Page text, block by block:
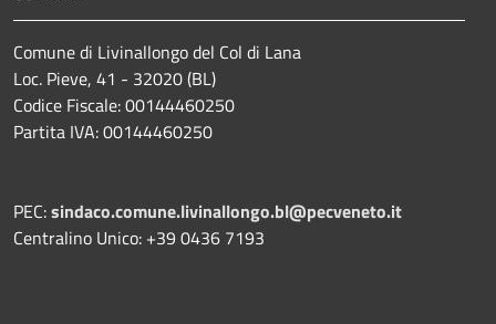
Comune di Livinallongo del Col di Lana
Loc. Pieve, 41 - 32020 (BL)
Codice Fiscale: 00144460250
Partita IVA: 00144460250
PEC:sindaco.comune.livinallongo.bl@pecveneto.it
Centralino Unico: +39 0436 7193